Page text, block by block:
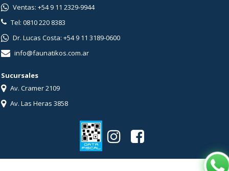
Ventas: +54 9 11 2329-9944
Tel: 0810 220 8383
Dr. Lucas Costa: +54 9 11 3189-0600
info@faunatikos.com.ar
Sucursales
Av. Cramer 2109
Av. Las Heras 3858